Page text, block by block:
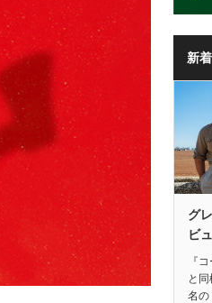
新
グ
ビ
『
と
名の